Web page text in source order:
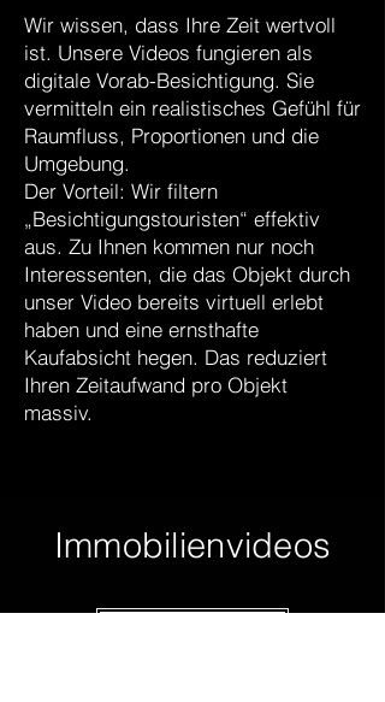
Wir wissen, dass Ihre Zeit wertvoll
ist. Unsere Videos fungieren als
digitale Vorab-Besichtigung. Sie
vermitteln ein realistisches Gefühl für
Raumfluss, Proportionen und die
Umgebung.
Der Vorteil: Wir filtern
„Besichtigungstouristen“ effektiv
aus. Zu Ihnen kommen nur noch
Interessenten, die das Objekt durch
unser Video bereits virtuell erlebt
haben und eine ernsthafte
Kaufabsicht hegen. Das reduziert
Ihren Zeitaufwand pro Objekt
massiv.
Immobilienvideos